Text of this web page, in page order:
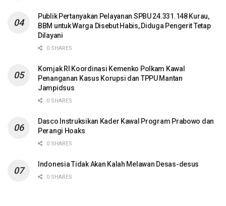
Publik Pertanyakan Pelayanan SPBU 24.331.148 Kurau,
BBM untuk Warga Disebut Habis, Diduga Pengerit Tetap
Dilayani
0 SHARES
Komjak RI Koordinasi Kemenko Polkam Kawal
Penanganan Kasus Korupsi dan TPPU Mantan
Jampidsus
0 SHARES
Dasco Instruksikan Kader Kawal Program Prabowo dan
Perangi Hoaks
0 SHARES
Indonesia Tidak Akan Kalah Melawan Desas-desus
0 SHARES